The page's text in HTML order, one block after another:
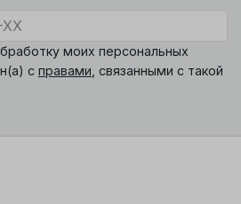
моих персональных
с правами , связанными с такой